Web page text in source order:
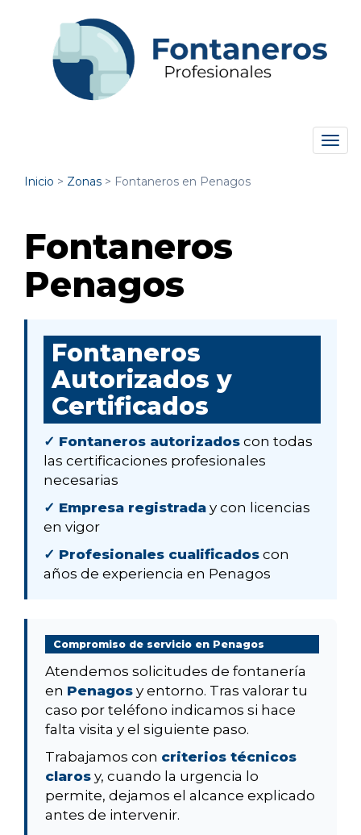
Inicio > Zonas > Fontaneros en Penagos
Fontaneros
Penagos
Fontaneros
Autorizados y
Certificados
✓ Fontaneros autorizados con todas
las certificaciones profesionales
necesarias
✓ Empresa registrada y con licencias
en vigor
✓ Profesionales cualificados con
años de experiencia en Penagos
Compromiso de servicio en Penagos
Atendemos solicitudes de fontanería
en Penagos y entorno. Tras valorar tu
caso por teléfono indicamos si hace
falta visita y el siguiente paso.
Trabajamos con criterios técnicos
claros y, cuando la urgencia lo
permite, dejamos el alcance explicado
antes de intervenir.